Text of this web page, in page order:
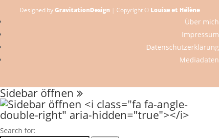
Designed byGravitationDesign | Copyright © Louise et Hélène
Über mich
Impressum
Datenschutzerklärung
Mediadaten
Sidebar öffnen
Search for: